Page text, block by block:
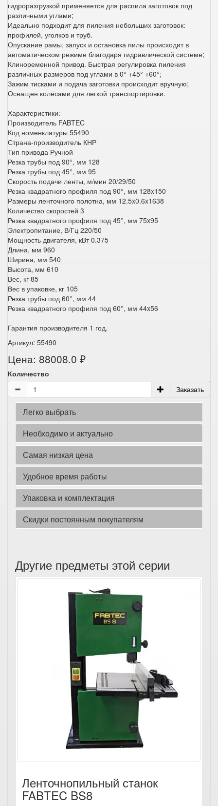
гидроразгрузкой применяется для распила заготовок под
различными углами;
Идеально подходит для пиления небольших заготовок:
профилей, уголков и труб.
Опускание рамы, запуск и остановка пилы происходит в
автоматическом режиме благодаря гидравлической системе;
Клиноременной привод. Быстрая регулировка пиления
различных размеров под углами в 0° +45° +60°;
Зажим тисками и подача заготовки происходит вручную;
Оснащен колёсами для легкой транспортировки.
Характеристики:
Производитель FABTEC
Код номенклатуры 55490
Страна-производитель КНР
Тип привода Ручной
Резка трубы под 90°, мм 128
Резка трубы под 45°, мм 95
Скорость подачи ленты, м/мин 20/29/50
Резка квадратного профиля под 90°, мм 128x150
Размеры ленточного полотна, мм 12.5x0.6x1638
Количество скоростей 3
Резка квадратного профиля под 45°, мм 75x95
Электропитание, В/Гц 220/50
Мощность двигателя, кВт 0.375
Длина, мм 960
Ширина, мм 540
Высота, мм 610
Вес, кг 85
Вес в упаковке, кг 105
Резка трубы под 60°, мм 44
Резка квадратного профиля под 60°, мм 44x56
Гарантия производителя 1 год.
Артикул: 55490
Цена: 88008.0 ₽
Количество
Заказать
Легко выбрать
Необходимо и актуально
Самая низкая цена
Удобное время работы
Упаковка и комплектация
Скидки постоянным покупателям
Другие предметы этой серии
Ленточнопильный станок
FABTEC BS8